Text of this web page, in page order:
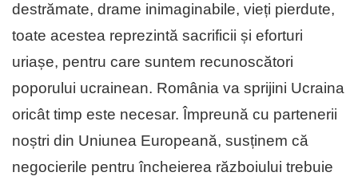
destrămate, drame inimaginabile, vieți pierdute,
toate acestea reprezintă sacrificii și eforturi
uriașe, pentru care suntem recunoscători
poporului ucrainean. România va sprijini Ucraina
oricât timp este necesar. Împreună cu partenerii
noștri din Uniunea Europeană, susținem că
negocierile pentru încheierea războiului trebuie